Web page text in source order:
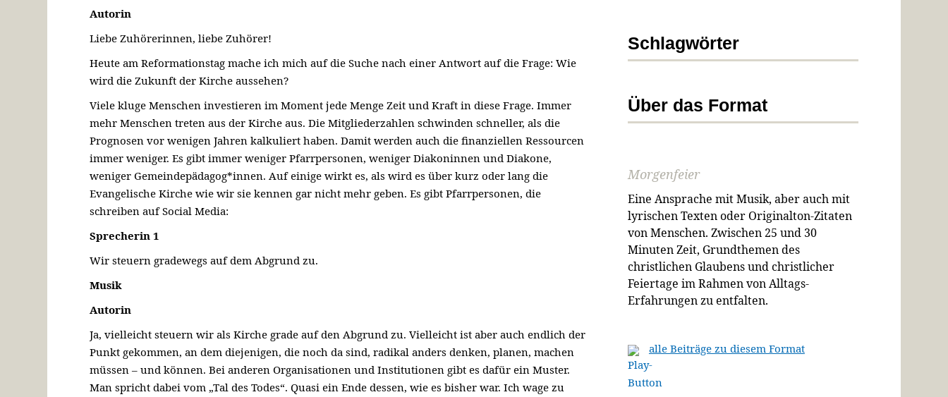
Autorin
Liebe Zuhörerinnen, liebe Zuhörer!
Heute am Reformationstag mache ich mich auf die Suche nach einer Antwort auf die Frage: Wie
wird die Zukunft der Kirche aussehen?
Viele kluge Menschen investieren im Moment jede Menge Zeit und Kraft in diese Frage. Immer
mehr Menschen treten aus der Kirche aus. Die Mitgliederzahlen schwinden schneller, als die
Prognosen vor wenigen Jahren kalkuliert haben. Damit werden auch die finanziellen Ressourcen
immer weniger. Es gibt immer weniger Pfarrpersonen, weniger Diakoninnen und Diakone,
weniger Gemeindepädagog*innen. Auf einige wirkt es, als wird es über kurz oder lang die
Evangelische Kirche wie wir sie kennen gar nicht mehr geben. Es gibt Pfarrpersonen, die
schreiben auf Social Media:
Sprecherin 1
Wir steuern gradewegs auf dem Abgrund zu.
Musik
Autorin
Ja, vielleicht steuern wir als Kirche grade auf den Abgrund zu. Vielleicht ist aber auch endlich der
Punkt gekommen, an dem diejenigen, die noch da sind, radikal anders denken, planen, machen
müssen – und können. Bei anderen Organisationen und Institutionen gibt es dafür ein Muster.
Man spricht dabei vom „Tal des Todes“. Quasi ein Ende dessen, wie es bisher war. Ich wage zu
Schlagwörter
Über das Format
Morgenfeier
Eine Ansprache mit Musik, aber auch mit
lyrischen Texten oder Originalton-Zitaten
von Menschen. Zwischen 25 und 30
Minuten Zeit, Grundthemen des
christlichen Glaubens und christlicher
Feiertage im Rahmen von Alltags-
Erfahrungen zu entfalten.
alle Beiträge zu diesem Format